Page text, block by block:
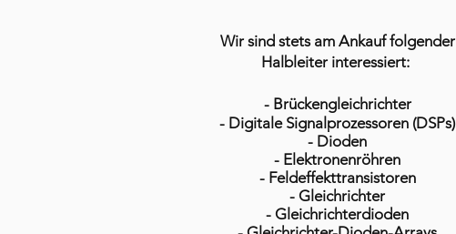
Wir sind stets am Ankauf folgender
Halbleiter interessiert:
- Brückengleichrichter
- Digitale Signalprozessoren (DSPs)
- Dioden
- Elektronenröhren
- Feldeffekttransistoren
- Gleichrichter
- Gleichrichterdioden